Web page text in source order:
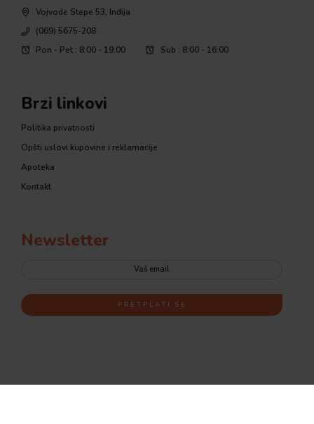
Vojvode Stepe 53, Inđija
(069) 5675-208
Pon - Pet : 8:00 - 19:00
Sub : 8:00 - 16:00
Brzi linkovi
Politika privatnosti
Opšti uslovi kupovine i reklamacije
Apoteka
Kontakt
Newsletter